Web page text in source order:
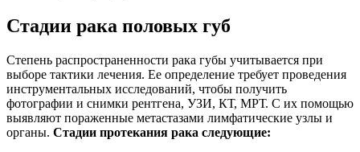
Стадии рака половых губ
Степень распространенности рака губы учитывается при
выборе тактики лечения. Ее определение требует проведения
инструментальных исследований, чтобы получить
фотографии и снимки рентгена, УЗИ, КТ, МРТ. С их помощью
выявляют пораженные метастазами лимфатические узлы и
органы. Стадии протекания рака следующие: